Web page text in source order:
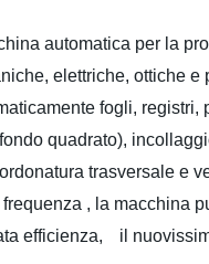
automatica per la
elettriche, ottiche
fogli,
quadrato),
trasversale e
, la macchina
efficienza,
il